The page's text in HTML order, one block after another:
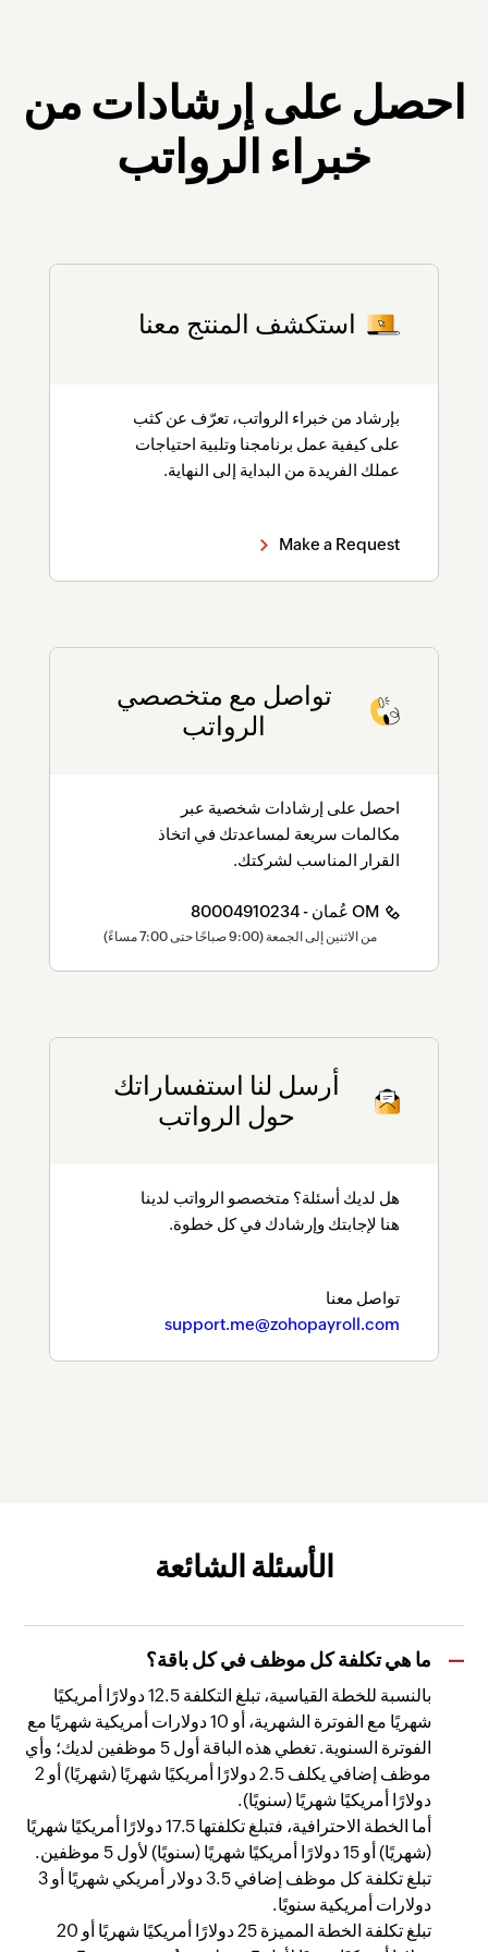
خطافات الويب
مجدولات مخصصة
قواعد التحقق
قائمة ذات صلة
احصل على إرشادات من
خبراء الرواتب
استكشف المنتج معنا
بإرشاد من خبراء الرواتب، تعرّف عن كثب
على كيفية عمل برنامجنا وتلبية احتياجات
عملك الفريدة من البداية إلى النهاية.
Make a Request
تواصل مع متخصصي
الرواتب
احصل على إرشادات شخصية عبر
مكالمات سريعة لمساعدتك في اتخاذ
القرار المناسب لشركتك.
OM عُمان - 80004910234
من الاثنين إلى الجمعة (9:00 صباحًا حتى 7:00 مساءً)
أرسل لنا استفساراتك
حول الرواتب
هل لديك أسئلة؟ متخصصو الرواتب لدينا
هنا لإجابتك وإرشادك في كل خطوة.
تواصل معنا
support.me@zohopayroll.com
الأسئلة الشائعة
ما هي تكلفة كل موظف في كل باقة؟
بالنسبة للخطة القياسية، تبلغ التكلفة 12.5 دولارًا أمريكيًا
شهريًا مع الفوترة الشهرية، أو 10 دولارات أمريكية شهريًا مع
الفوترة السنوية. تغطي هذه الباقة أول 5 موظفين لديك؛ وأي
موظف إضافي يكلف 2.5 دولارًا أمريكيًا شهريًا (شهريًا) أو 2
دولارًا أمريكيًا شهريًا (سنويًا).
أما الخطة الاحترافية، فتبلغ تكلفتها 17.5 دولارًا أمريكيًا شهريًا
(شهريًا) أو 15 دولارًا أمريكيًا شهريًا (سنويًا) لأول 5 موظفين.
تبلغ تكلفة كل موظف إضافي 3.5 دولار أمريكي شهريًا أو 3
دولارات أمريكية سنويًا.
تبلغ تكلفة الخطة المميزة 25 دولارًا أمريكيًا شهريًا أو 20